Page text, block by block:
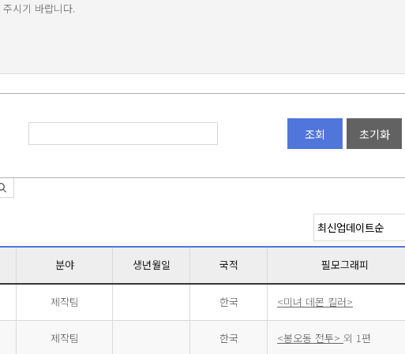
시기 바랍니다.
조회 초기화
분야 생년월일 국적 필모그래피
제작팀 한국 <미녀 데몬 킬러>
제작팀 한국 <봉오동 전투> 외 1편